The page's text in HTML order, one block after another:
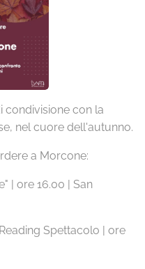
condivisione con la
nel cuore dell'autunno.
a Morcone:
| ore 16.00 | San
Spettacolo | ore